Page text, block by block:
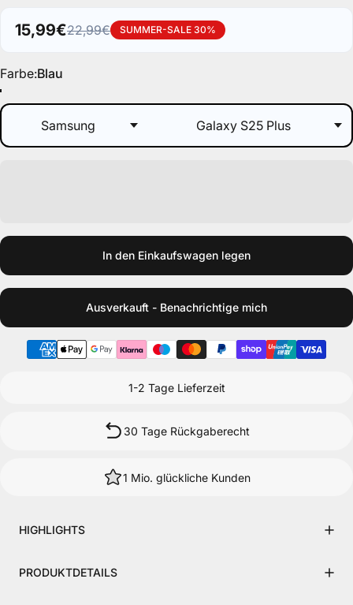
Verkaufspreis
15,99€
Normaler Preis
22,99€ SUMMER-SALE 30%
Farbe
Farbe:Blau
In den Einkaufswagen legen
Ausverkauft - Benachrichtige mich
1-2 Tage Lieferzeit
30 Tage Rückgaberecht
1 Mio. glückliche Kunden
HIGHLIGHTS
PRODUKTDETAILS